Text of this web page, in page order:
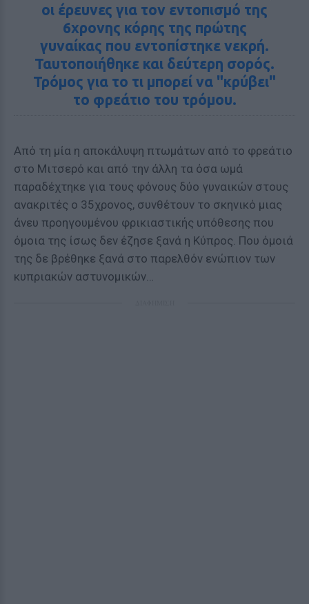
οι έρευνες για τον εντοπισμό της
6χρονης κόρης της πρώτης
γυναίκας που εντοπίστηκε νεκρή.
Ταυτοποιήθηκε και δεύτερη σορός.
Τρόμος για το τι μπορεί να "κρύβει"
το φρεάτιο του τρόμου.
Από τη μία η αποκάλυψη πτωμάτων από το φρεάτιο
στο Μιτσερό και από την άλλη τα όσα ωμά
παραδέχτηκε για τους φόνους δύο γυναικών στους
ανακριτές ο 35χρονος, συνθέτουν το σκηνικό μιας
άνευ προηγουμένου φρικιαστικής υπόθεσης που
όμοια της ίσως δεν έζησε ξανά η Κύπρος. Που όμοιά
της δε βρέθηκε ξανά στο παρελθόν ενώπιον των
κυπριακών αστυνομικών…